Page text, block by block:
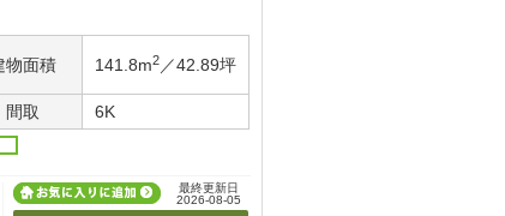
物面積 141.8m2 ／42.89坪
間取 6K
最終更新日
2026-08-05